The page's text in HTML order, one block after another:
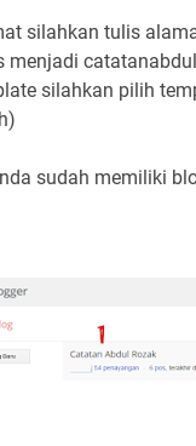
silahkan tulis
menjadi
silahkan pilih
sudah memiliki